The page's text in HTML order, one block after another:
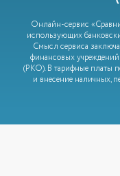
Онлайн-сервис
использующих
Смысл сервиса
финансовых
(РКО). В тарифные платы
и внесение наличных,